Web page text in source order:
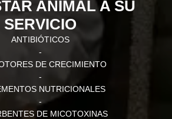
ANIMAL A SU
SERVICIO
ANTIBIÓTICOS
-
DE CRECIMIENTO
-
NUTRICIONALES
-
DE MICOTOXINAS